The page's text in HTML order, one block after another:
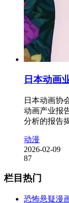
日本动画
日本动画协
动画产业报
分析的报告
动漫
2026-02-09
87
栏目热门
恐怖悬疑漫